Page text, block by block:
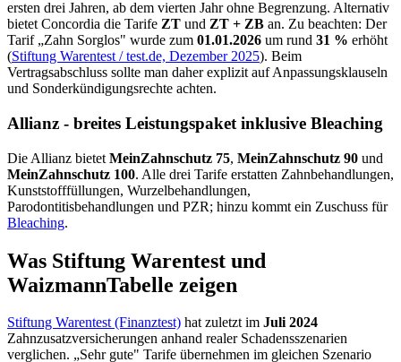
ersten drei Jahren, ab dem vierten Jahr ohne Begrenzung. Alternativ
bietet Concordia die Tarife ZT und ZT + ZB an. Zu beachten: Der
Tarif „Zahn Sorglos" wurde zum 01.01.2026 um rund 31 % erhöht
(Stiftung Warentest / test.de, Dezember 2025). Beim
Vertragsabschluss sollte man daher explizit auf Anpassungsklauseln
und Sonderkündigungsrechte achten.
Allianz - breites Leistungspaket inklusive Bleaching
Die Allianz bietet MeinZahnschutz 75, MeinZahnschutz 90 und
MeinZahnschutz 100. Alle drei Tarife erstatten Zahnbehandlungen,
Kunststofffüllungen, Wurzelbehandlungen,
Parodontitisbehandlungen und PZR; hinzu kommt ein Zuschuss für
Bleaching.
Was Stiftung Warentest und
WaizmannTabelle zeigen
Stiftung Warentest (Finanztest) hat zuletzt im Juli 2024
Zahnzusatzversicherungen anhand realer Schadensszenarien
verglichen. „Sehr gute" Tarife übernehmen im gleichen Szenario